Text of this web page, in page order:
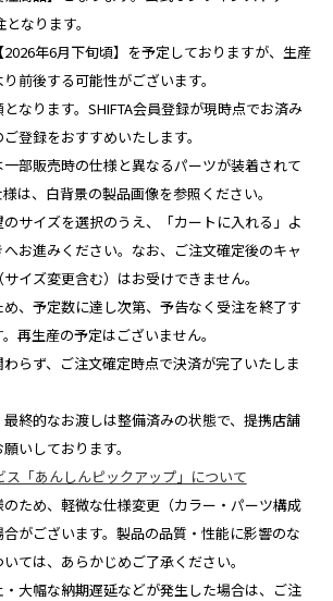
なります。
年6月下旬頃】を予定しておりますが、生産
前後する可能性がございます。
なります。SHIFTA会員登録が現時点でお済み
登録をおすすめいたします。
部販売時の仕様と異なるパーツが装着されて
は、白背景の製品画像を参照ください。
サイズを選択のうえ、「カートに入れる」よ
お進みください。なお、ご注文確定後のキャ
イズ変更含む）はお受けできません。
、予定数に達し次第、予告なく受注を終了す
再生産の予定はございません。
らず、ご注文確定時点で決済が完了いたしま
終的なお渡しは整備済みの状態で、提携店舗
いしております。
ス「あんしんピックアップ」について
ため、軽微な仕様変更（カラー・パーツ構成
がございます。製品の品質・性能に影響のな
ては、あらかじめご了承ください。
大幅な納期遅延などが発生した場合は、ご注